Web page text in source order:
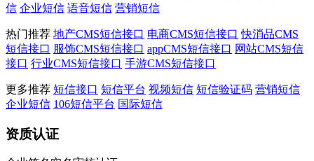
信 企业短信 语音短信 营销短信
热门推荐 地产CMS短信接口 电商CMS短信接口 快消品CMS
短信接口 服饰CMS短信接口 appCMS短信接口 网站CMS短信
接口 行业CMS短信接口 手游CMS短信接口
更多推荐 短信接口 短信平台 视频短信 短信验证码 营销短信
企业短信 106短信平台 国际短信
资质认证